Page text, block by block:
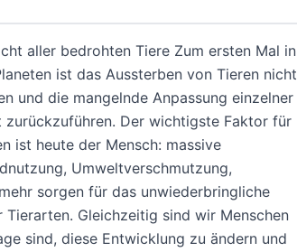
aller bedrohten Tiere Zum ersten Mal in
ist das Aussterben von Tieren nicht
und die mangelnde Anpassung einzelner
zurückzuführen. Der wichtigste Faktor für
ist heute der Mensch: massive
Umweltverschmutzung,
sorgen für das unwiederbringliche
Tierarten. Gleichzeitig sind wir Menschen
sind, diese Entwicklung zu ändern und